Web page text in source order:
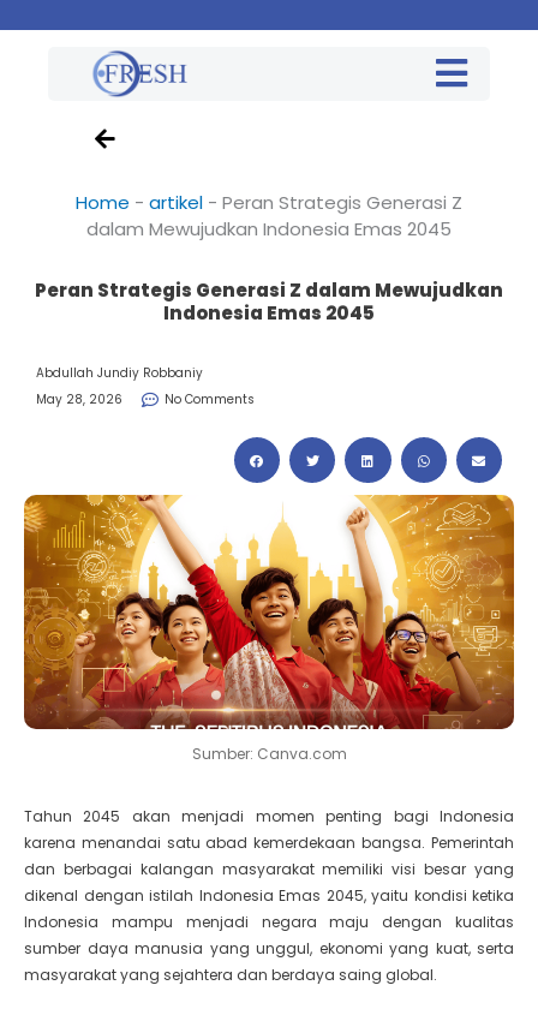
Home - artikel - Peran Strategis Generasi Z
dalam Mewujudkan Indonesia Emas 2045
Peran Strategis Generasi Z dalam Mewujudkan
Indonesia Emas 2045
Abdullah Jundiy Robbaniy
May 28, 2026
No Comments
Sumber: Canva.com
Tahun 2045 akan menjadi momen penting bagi Indonesia
karena menandai satu abad kemerdekaan bangsa. Pemerintah
dan berbagai kalangan masyarakat memiliki visi besar yang
dikenal dengan istilah Indonesia Emas 2045, yaitu kondisi ketika
Indonesia mampu menjadi negara maju dengan kualitas
sumber daya manusia yang unggul, ekonomi yang kuat, serta
masyarakat yang sejahtera dan berdaya saing global.